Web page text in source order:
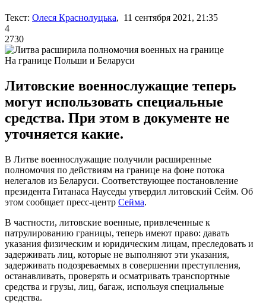
Текст: Олеся Краснолуцька, 11 сентября 2021, 21:35
4
2730
На границе Польши и Беларуси
Литовские военнослужащие теперь
могут использовать специальные
средства. При этом в документе не
уточняется какие.
В Литве военнослужащие получили расширенные
полномочия по действиям на границе на фоне потока
нелегалов из Беларуси. Соответствующее постановление
президента Гитанаса Науседы утвердил литовский Сейм. Об
этом сообщает пресс-центр Сейма.
В частности, литовские военные, привлеченные к
патрулированию границы, теперь имеют право: давать
указания физическим и юридическим лицам, преследовать и
задерживать лиц, которые не выполняют эти указания,
задерживать подозреваемых в совершении преступления,
останавливать, проверять и осматривать транспортные
средства и грузы, лиц, багаж, используя специальные
средства.